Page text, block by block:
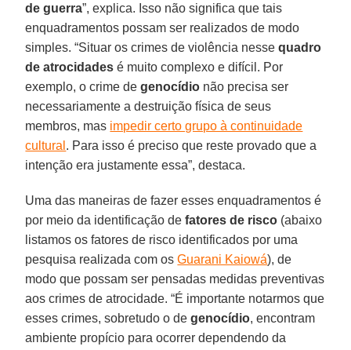
de guerra”, explica. Isso não significa que tais
enquadramentos possam ser realizados de modo
simples. “Situar os crimes de violência nessequadro
de atrocidades é muito complexo e difícil. Por
exemplo, o crime degenocídio não precisa ser
necessariamente a destruição física de seus
membros, mas impedir certo grupo à continuidade
cultural . Para isso é preciso que reste provado que a
intenção era justamente essa”, destaca.
Uma das maneiras de fazer esses enquadramentos é
por meio da identificação defatores de risco (abaixo
listamos os fatores de risco identificados por uma
pesquisa realizada com osGuarani Kaiowá), de
modo que possam ser pensadas medidas preventivas
aos crimes de atrocidade. “É importante notarmos que
esses crimes, sobretudo o degenocídio, encontram
ambiente propício para ocorrer dependendo da